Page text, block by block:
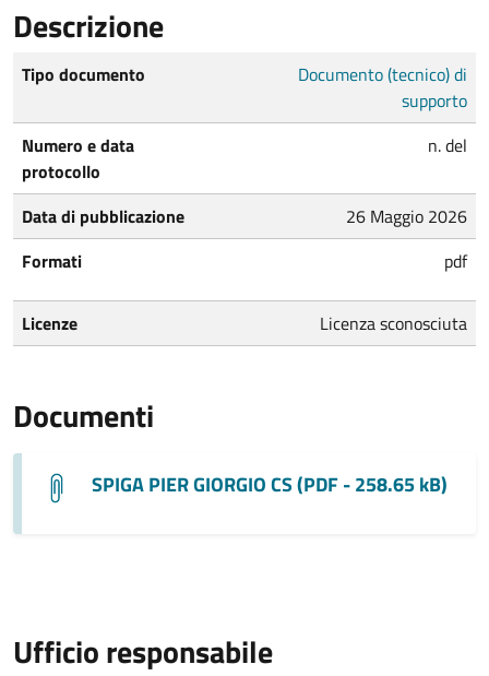
Descrizione
Tipo documento
Documento (tecnico) di
supporto
Numero e data
protocollo
n. del
Data di pubblicazione
26 Maggio 2026
Formati
pdf
Licenze Licenza sconosciuta
Documenti
SPIGA PIER GIORGIO CS (PDF - 258.65 kB)
Ufficio responsabile